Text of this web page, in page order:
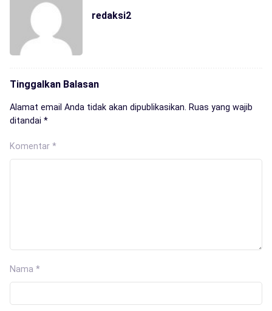
redaksi2
Tinggalkan Balasan
Alamat email Anda tidak akan dipublikasikan.
Ruas yang wajib
ditandai *
Komentar *
Nama *